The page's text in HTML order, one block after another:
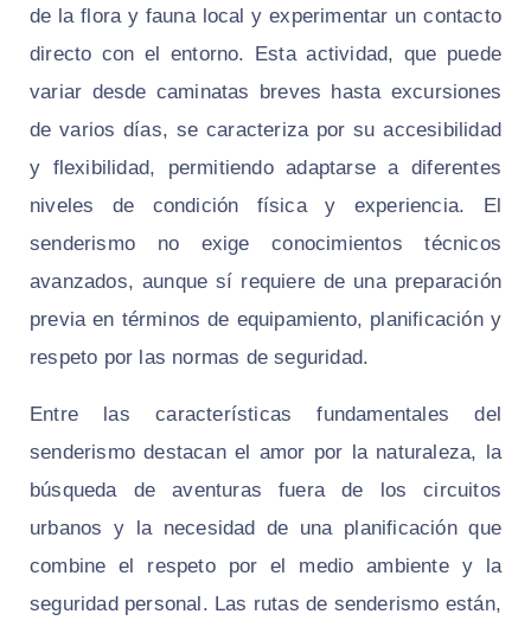
de la flora y fauna local y experimentar un contacto
directo con el entorno. Esta actividad, que puede
variar desde caminatas breves hasta excursiones
de varios días, se caracteriza por su accesibilidad
y flexibilidad, permitiendo adaptarse a diferentes
niveles de condición física y experiencia. El
senderismo no exige conocimientos técnicos
avanzados, aunque sí requiere de una preparación
previa en términos de equipamiento, planificación y
respeto por las normas de seguridad.
Entre las características fundamentales del
senderismo destacan el amor por la naturaleza, la
búsqueda de aventuras fuera de los circuitos
urbanos y la necesidad de una planificación que
combine el respeto por el medio ambiente y la
seguridad personal. Las rutas de senderismo están,